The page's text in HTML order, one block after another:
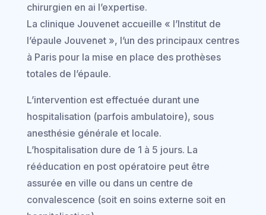
chirurgien en ai l’expertise.
La clinique Jouvenet accueille « l’Institut de
l’épaule Jouvenet », l’un des principaux centres
à Paris pour la mise en place des prothèses
totales de l’épaule.
L’intervention est effectuée durant une
hospitalisation (parfois ambulatoire), sous
anesthésie générale et locale.
L’hospitalisation dure de 1 à 5 jours. La
rééducation en post opératoire peut être
assurée en ville ou dans un centre de
convalescence (soit en soins externe soit en